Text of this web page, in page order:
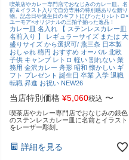
喫茶店やカレー専門店でおなじみのカレー皿。名
前＆イラスト入りで自分専用の特別感ありな贈り
物。記念日や誕生日のギフトにぴったり♪レトロ×
ユーモア×オリジナルの三拍子揃った逸品！
カレー皿 名入れ 【 ステンレスカレー皿
名前入り 】 レギュラーサイズ または 大
盛りサイズ から選択可/ 燕三条 日本製
おしゃれ 楕円 おすすめ オーバル 北欧
子供 キャンプ レトロ 軽い 割れない 業
務用 金沢カレー 舟形 昭和 懐かしい ギ
フト プレゼント 誕生日 卒業 入学 退職
転職 昇進 お祝い NEW26
当店特別価格 ¥5,060税込 〜
喫茶店やカレー専門店でおなじみの銀色
のステンレスカレー皿に名前とイラスト
をレーザー彫刻。
詳細を見る